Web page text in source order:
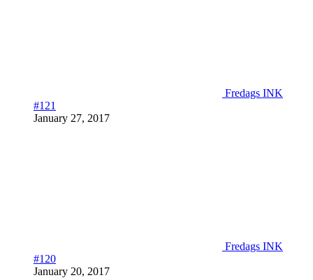
Fredags INK
#121
January 27, 2017
Fredags INK
#120
January 20, 2017